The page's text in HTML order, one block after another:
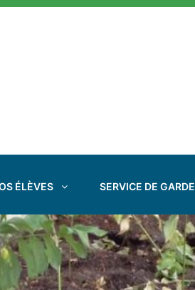
ÉLÈVES SERVICE DE GARDE